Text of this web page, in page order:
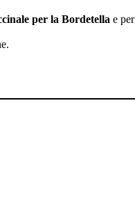
per la Bordetella e